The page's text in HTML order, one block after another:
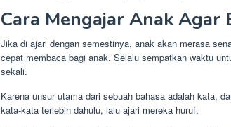
Cara Mengajar Anak Agar
Jika di ajari dengan semestinya, anak akan merasa
cepat membaca bagi anak. Selalu sempatkan waktu
sekali.
Karena unsur utama dari sebuah bahasa adalah kata,
kata-kata terlebih dahulu, lalu ajari mereka huruf.